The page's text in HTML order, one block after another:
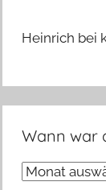
Heinrich bei
Wann war
Wann